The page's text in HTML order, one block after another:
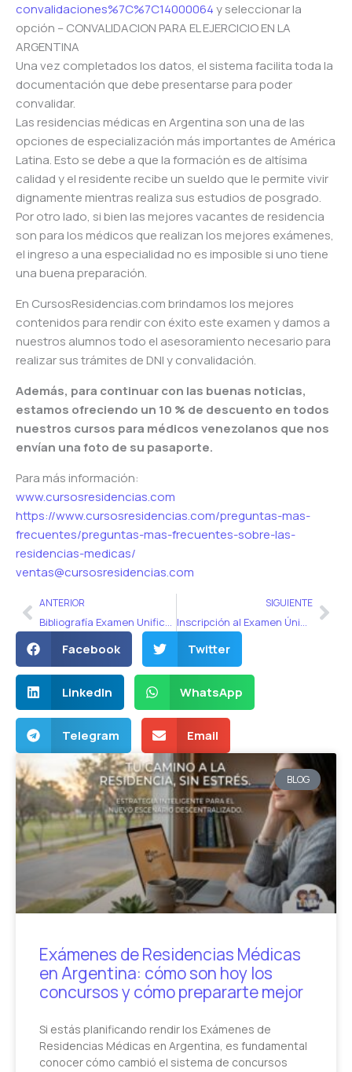
convalidaciones%7C%7C14000064y seleccionar la
opción – CONVALIDACION PARA EL EJERCICIO EN LA
ARGENTINA
Una vez completados los datos, el sistema facilita toda la
documentación que debe presentarse para poder
convalidar.
Las residencias médicas en Argentina son una de las
opciones de especialización más importantes de América
Latina. Esto se debe a que la formación es de altísima
calidad y el residente recibe un sueldo que le permite vivir
dignamente mientras realiza sus estudios de posgrado.
Por otro lado, si bien las mejores vacantes de residencia
son para los médicos que realizan los mejores exámenes,
el ingreso a una especialidad no es imposible si uno tiene
una buena preparación.
En CursosResidencias.com brindamos los mejores
contenidos para rendir con éxito este examen y damos a
nuestros alumnos todo el asesoramiento necesario para
realizar sus trámites de DNI y convalidación.
Además, para continuar con las buenas noticias,
estamos ofreciendo un 10 % de descuento en todos
nuestros cursos para médicos venezolanos que nos
envían una foto de su pasaporte.
Para más información:
www.cursosresidencias.com
https://www.cursosresidencias.com/preguntas-mas-
frecuentes/preguntas-mas-frecuentes-sobre-las-
residencias-medicas/
ventas@cursosresidencias.com
AntANTERIOR
Bibliografía Examen Unificado UBA 2018
SIGUIENTE
Inscripción al Examen Único Nacional 2018
Facebook Twitter
LinkedIn WhatsApp
Telegram Email
BLOG
Exámenes de Residencias Médicas
en Argentina: cómo son hoy los
concursos y cómo prepararte mejor
Si estás planificando rendir los Exámenes de
Residencias Médicas en Argentina, es fundamental
conocer cómo cambió el sistema de concursos